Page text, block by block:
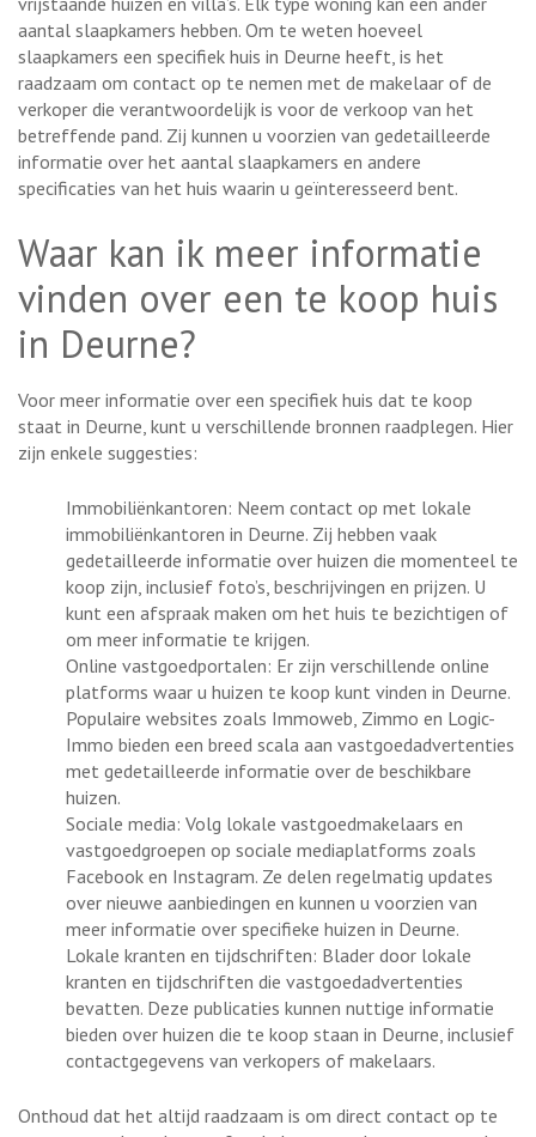
aantal slaapkamers hebben. Om te weten hoeveel
slaapkamers een specifiek huis in Deurne heeft, is het
raadzaam om contact op te nemen met de makelaar of de
verkoper die verantwoordelijk is voor de verkoop van het
betreffende pand. Zij kunnen u voorzien van gedetailleerde
informatie over het aantal slaapkamers en andere
specificaties van het huis waarin u geïnteresseerd bent.
Waar kan ik meer informatie
vinden over een te koop huis
in Deurne?
Voor meer informatie over een specifiek huis dat te koop
staat in Deurne, kunt u verschillende bronnen raadplegen. Hier
zijn enkele suggesties:
Immobiliënkantoren: Neem contact op met lokale
immobiliënkantoren in Deurne. Zij hebben vaak
gedetailleerde informatie over huizen die momenteel te
koop zijn, inclusief foto’s, beschrijvingen en prijzen. U
kunt een afspraak maken om het huis te bezichtigen of
om meer informatie te krijgen.
Online vastgoedportalen: Er zijn verschillende online
platforms waar u huizen te koop kunt vinden in Deurne.
Populaire websites zoals Immoweb, Zimmo en Logic-
Immo bieden een breed scala aan vastgoedadvertenties
met gedetailleerde informatie over de beschikbare
huizen.
Sociale media: Volg lokale vastgoedmakelaars en
vastgoedgroepen op sociale mediaplatforms zoals
Facebook en Instagram. Ze delen regelmatig updates
over nieuwe aanbiedingen en kunnen u voorzien van
meer informatie over specifieke huizen in Deurne.
Lokale kranten en tijdschriften: Blader door lokale
kranten en tijdschriften die vastgoedadvertenties
bevatten. Deze publicaties kunnen nuttige informatie
bieden over huizen die te koop staan in Deurne, inclusief
contactgegevens van verkopers of makelaars.
Onthoud dat het altijd raadzaam is om direct contact op te